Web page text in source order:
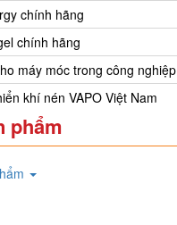
chính hãng
chính hãng
máy móc trong công nghiệp
khí nén VAPO Việt Nam
phẩm